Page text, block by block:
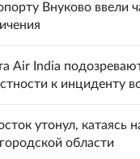
Внуково ввели
Air India
к инциденту
утонул, катаясь
области